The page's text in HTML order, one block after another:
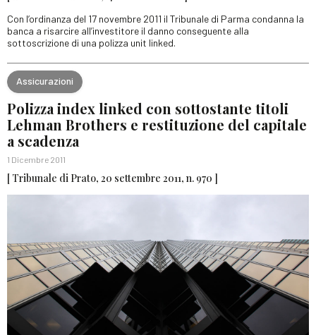
Con l’ordinanza del 17 novembre 2011 il Tribunale di Parma condanna la
banca a risarcire all’investitore il danno conseguente alla
sottoscrizione di una polizza unit linked.
Assicurazioni
Polizza index linked con sottostante titoli
Lehman Brothers e restituzione del capitale
a scadenza
1 Dicembre 2011
[ Tribunale di Prato, 20 settembre 2011, n. 970 ]